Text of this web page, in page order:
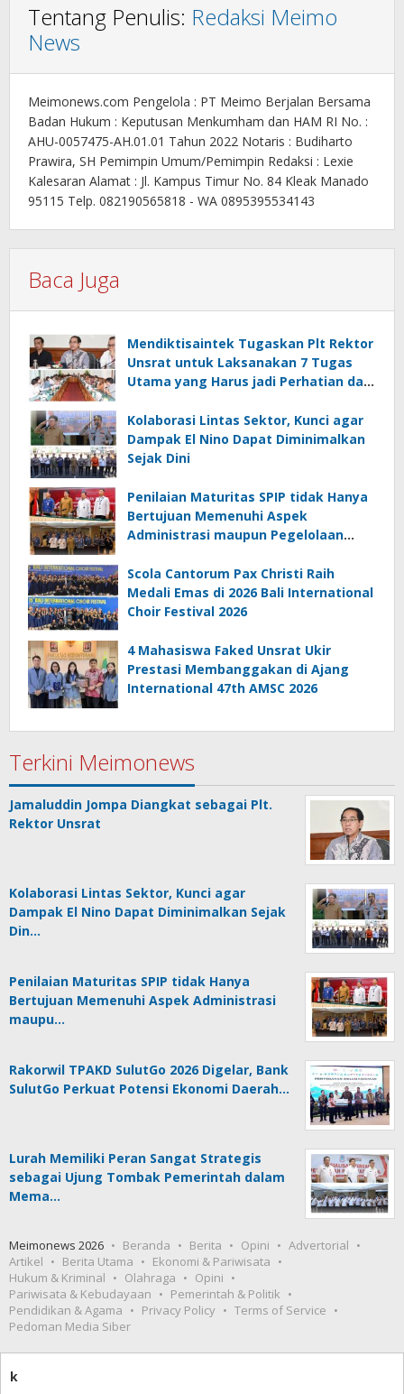
Tentang Penulis: Redaksi Meimo
News
Meimonews.com Pengelola : PT Meimo Berjalan Bersama
Badan Hukum : Keputusan Menkumham dan HAM RI No. :
AHU-0057475-AH.01.01 Tahun 2022 Notaris : Budiharto
Prawira, SH Pemimpin Umum/Pemimpin Redaksi : Lexie
Kalesaran Alamat : Jl. Kampus Timur No. 84 Kleak Manado
95115 Telp. 082190565818 - WA 0895395534143
Baca Juga
Mendiktisaintek Tugaskan Plt Rektor
Unsrat untuk Laksanakan 7 Tugas
Utama yang Harus jadi Perhatian dan
Kolaborasi Lintas Sektor, Kunci agar
Dampak El Nino Dapat Diminimalkan
Sejak Dini
Penilaian Maturitas SPIP tidak Hanya
Bertujuan Memenuhi Aspek
Administrasi maupun Pegelolaan
Scola Cantorum Pax Christi Raih
Medali Emas di 2026 Bali International
Choir Festival 2026
4 Mahasiswa Faked Unsrat Ukir
Prestasi Membanggakan di Ajang
International 47th AMSC 2026
Terkini Meimonews
Jamaluddin Jompa Diangkat sebagai Plt.
Rektor Unsrat
Kolaborasi Lintas Sektor, Kunci agar
Dampak El Nino Dapat Diminimalkan Sejak
Din…
Penilaian Maturitas SPIP tidak Hanya
Bertujuan Memenuhi Aspek Administrasi
maupu…
Rakorwil TPAKD SulutGo 2026 Digelar, Bank
SulutGo Perkuat Potensi Ekonomi Daerah…
Lurah Memiliki Peran Sangat Strategis
sebagai Ujung Tombak Pemerintah dalam
Mema…
Meimonews 2026 Beranda Berita Opini
Advertorial
Artikel
Berita Utama
Ekonomi & Pariwisata
Hukum & Kriminal
Olahraga
Opini
Pariwisata & Kebudayaan
Pemerintah & Politik
Pendidikan & Agama
Privacy Policy
Terms of Service
Pedoman Media Siber
k